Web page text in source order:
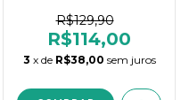
R$129,90
R$114,00
3 x de R$38,00 sem juros